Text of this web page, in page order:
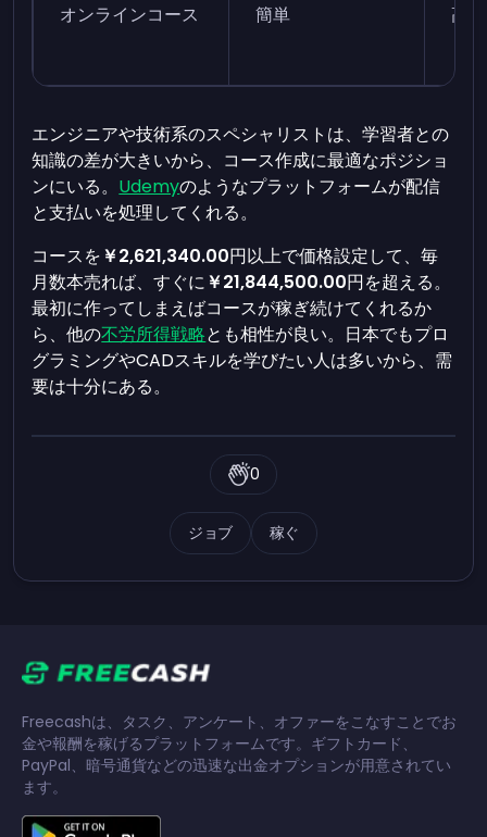
オンラインコース 簡単 高
エンジニアや技術系のスペシャリストは、学習者との
知識の差が大きいから、コース作成に最適なポジショ
ンにいる。 Udemyのようなプラットフォームが配信
と支払いを処理してくれる。
コースを￥2,621,340.00円以上で価格設定して、毎
月数本売れば、すぐに￥21,844,500.00円を超える。
最初に作ってしまえばコースが稼ぎ続けてくれるか
ら、他の不労所得戦略とも相性が良い。日本でもプロ
グラミングやCADスキルを学びたい人は多いから、需
要は十分にある。
ジョブ 稼ぐ
0
Freecashは、タスク、アンケート、オファーをこなすことでお
金や報酬を稼げるプラットフォームです。ギフトカード、
PayPal、暗号通貨などの迅速な出金オプションが用意されてい
ます。